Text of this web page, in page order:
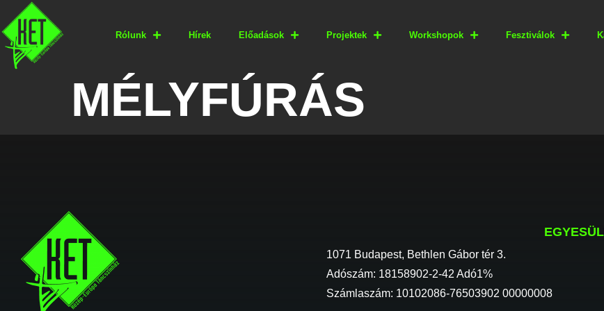
Rólunk Hírek Előadások Projektek Workshopok Fesztiválok
MÉLYFÚRÁS
1071 Budapest, Bethlen Gábor tér 3.
Adószám: 18158902-2-42 Adó1%
Számlaszám: 10102086-76503902 00000008